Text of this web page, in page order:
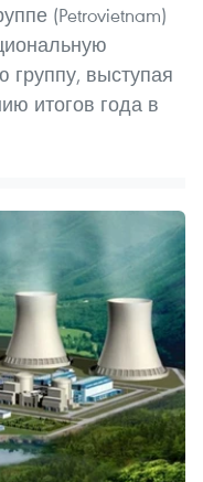
(Petrovietnam)
группу, выступая
итогов года в